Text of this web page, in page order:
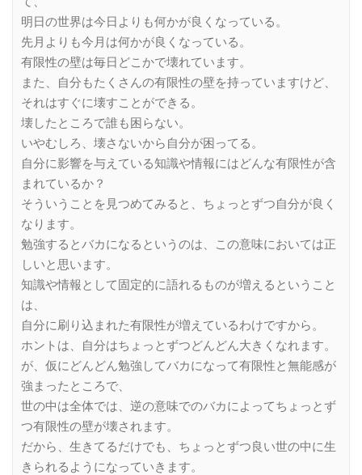
明日の世界は今日よりも何かが良くなっている。
先月よりも今月は何かが良くなっている。
有限性の壁は毎日どこかで壊れています。
また、自分もたくさんの有限性の壁を持っていますけど、
それはすぐに壊すことができる。
壊したところで誰も困らない。
いやむしろ、壊さないから自分が困ってる。
自分に影響を与えている知識や情報にはどんな有限性が含
まれているか？
そういうことを見つめてみると、ちょっとずつ自分が良く
なります。
勉強するとバカになるというのは、この意味においては正
しいと思います。
知識や情報として固定的に語れるものが増えるということ
は、
自分に刷り込まれた有限性が増えているわけですから。
ホントは、自分はちょっとずつどんどん大きくなれます。
が、仮にどんどん勉強してバカになって有限性と無能感が
強まったところで、
世の中は全体では、逆の意味でのバカによってちょっとず
つ有限性の壁が壊されます。
だから、生きてるだけでも、ちょっとずつ良い世の中に生
きられるようになっていきます。